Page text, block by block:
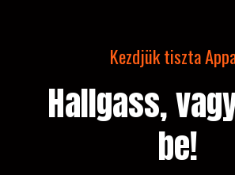
Kezdjük tiszta
Hallgass,
be!